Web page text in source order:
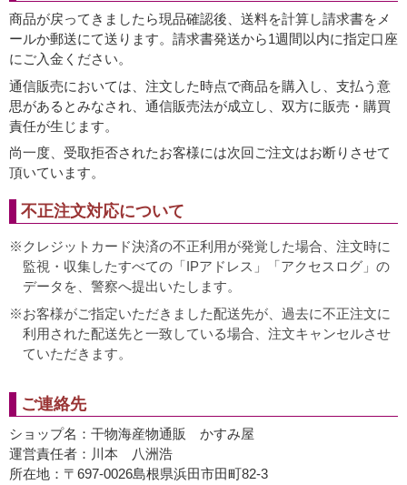
商品が戻ってきましたら現品確認後、送料を計算し請求書をメ
ールか郵送にて送ります。請求書発送から1週間以内に指定口座
にご入金ください。
通信販売においては、注文した時点で商品を購入し、支払う意
思があるとみなされ、通信販売法が成立し、双方に販売・購買
責任が生じます。
尚一度、受取拒否されたお客様には次回ご注文はお断りさせて
頂いています。
不正注文対応について
クレジットカード決済の不正利用が発覚した場合、注文時に
監視・収集したすべての「IPアドレス」「アクセスログ」の
データを、警察へ提出いたします。
お客様がご指定いただきました配送先が、過去に不正注文に
利用された配送先と一致している場合、注文キャンセルさせ
ていただきます。
ご連絡先
ショップ名：干物海産物通販 かすみ屋
運営責任者：川本 八洲浩
所在地：〒697-0026島根県浜田市田町82-3